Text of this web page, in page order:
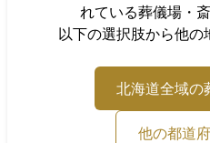
れている葬儀場・
以下の選択肢から他の
北海道全域の
他の都道